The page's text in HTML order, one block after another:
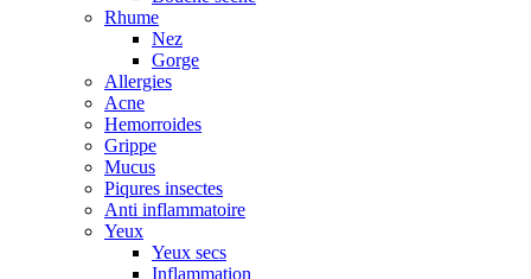
Rhume
Nez
Gorge
Allergies
Acne
Hemorroides
Grippe
Mucus
Piqures insectes
Anti inflammatoire
Yeux
Yeux secs
Inflammation